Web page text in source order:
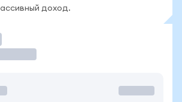
доход.